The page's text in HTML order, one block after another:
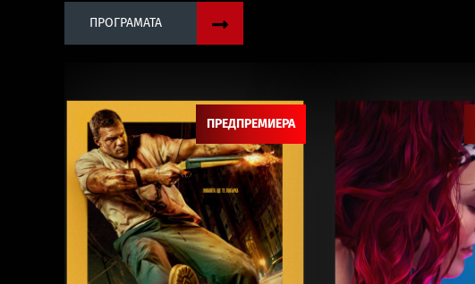
ПРОГРАМАТА
ПРЕДПРЕМИЕРА